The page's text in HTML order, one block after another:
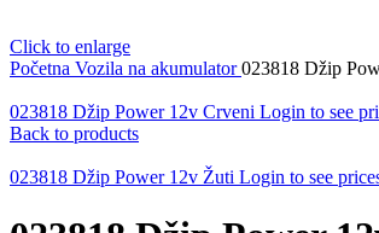
Click to enlarge
Početna Vozila na akumulator023818 Džip
023818 Džip Power 12v Crveni Login to see
Back to products
023818 Džip Power 12v Žuti Login to see